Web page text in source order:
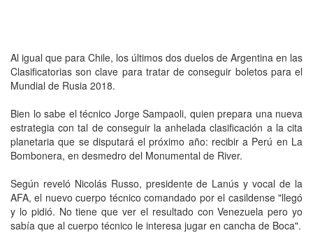
Al igual que para Chile, los últimos dos duelos de Argentina en las
Clasificatorias son clave para tratar de conseguir boletos para el
Mundial de Rusia 2018.
Bien lo sabe el técnico Jorge Sampaoli, quien prepara una nueva
estrategia con tal de conseguir la anhelada clasificación a la cita
planetaria que se disputará el próximo año: recibir a Perú en La
Bombonera, en desmedro del Monumental de River.
Según reveló Nicolás Russo, presidente de Lanús y vocal de la
AFA, el nuevo cuerpo técnico comandado por el casildense "llegó
y lo pidió. No tiene que ver el resultado con Venezuela pero yo
sabía que al cuerpo técnico le interesa jugar en cancha de Boca".